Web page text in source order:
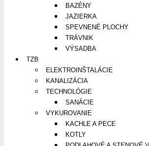
BAZÉNY
JAZIERKA
SPEVNENÉ PLOCHY
TRÁVNIK
VÝSADBA
TZB
ELEKTROINŠTALÁCIE
KANALIZÁCIA
TECHNOLÓGIE
SANÁCIE
VYKUROVANIE
KACHLE A PECE
KOTLY